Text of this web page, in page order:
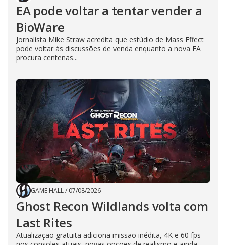
EA pode voltar a tentar vender a
BioWare
Jornalista Mike Straw acredita que estúdio de Mass Effect
pode voltar às discussões de venda enquanto a nova EA
procura centenas...
GAME HALL/ 07/08/2026
Ghost Recon Wildlands volta com
Last Rites
Atualização gratuita adiciona missão inédita, 4K e 60 fps